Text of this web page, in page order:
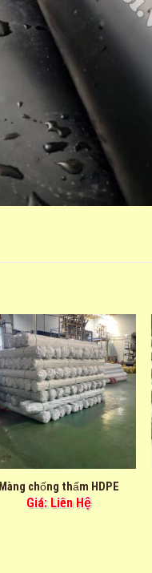
Màng chống thấm HDPE
Giá: Liên Hệ